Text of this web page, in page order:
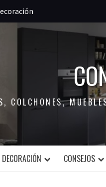
COLCHONES,
DECORACIÓN CONSEJOS